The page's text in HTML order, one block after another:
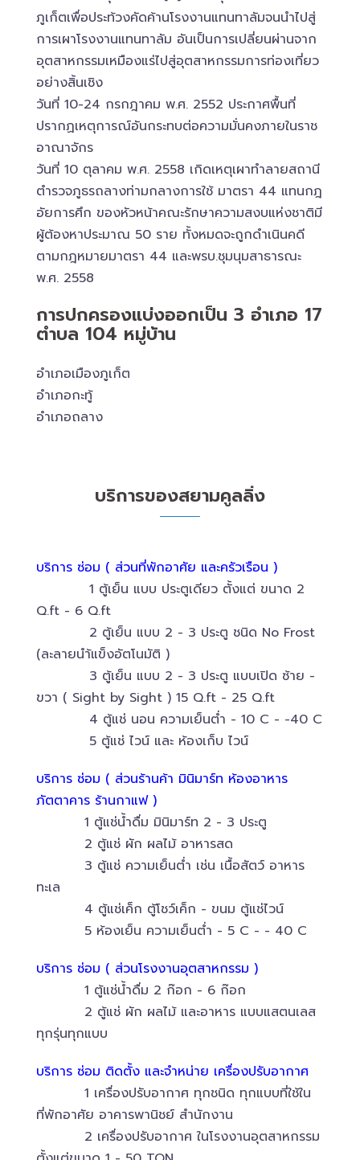
ภูเก็ตเพื่อประท้วงคัดค้านโรงงานแทนทาลัมจนนำไปสู่
การเผาโรงงานแทนทาลัม อันเป็นการเปลี่ยนผ่านจาก
อุตสาหกรรมเหมืองแร่ไปสู่อุตสาหกรรมการท่องเที่ยว
อย่างสิ้นเชิง
วันที่ 10-24 กรกฎาคม พ.ศ. 2552 ประกาศพื้นที่
ปรากฏเหตุการณ์อันกระทบต่อความมั่นคงภายในราช
อาณาจักร
วันที่ 10 ตุลาคม พ.ศ. 2558 เกิดเหตุเผาทำลายสถานี
ตำรวจภูธรถลางท่ามกลางการใช้ มาตรา 44 แทนกฎ
อัยการศึก ของหัวหน้าคณะรักษาความสงบแห่งชาติมี
ผู้ต้องหาประมาณ 50 ราย ทั้งหมดจะถูกดำเนินคดี
ตามกฎหมายมาตรา 44 และพรบ.ชุมนุมสาธารณะ
พ.ศ. 2558
การปกครองแบ่งออกเป็น 3 อำเภอ 17
ตำบล 104 หมู่บ้าน
อำเภอเมืองภูเก็ต
อำเภอกะทู้
อำเภอถลาง
บริการของสยามคูลลิ่ง
บริการ ซ่อม ( ส่วนที่พักอาศัย และครัวเรือน )
1 ตู้เย็น แบบ ประตูเดียว ตั้งแต่ ขนาด 2
Q.ft - 6 Q.ft
2 ตู้เย็น แบบ 2 - 3 ประตู ชนิด No Frost
(ละลายนำ้แข็งอัตโนมัติ )
3 ตู้เย็น แบบ 2 - 3 ประตู แบบเปิด ซ้าย -
ขวา ( Sight by Sight ) 15 Q.ft - 25 Q.ft
4 ตู้แช่ นอน ความเย็นต่ำ - 10 C - -40 C
5 ตู้แช่ ไวน์ และ ห้องเก็บ ไวน์
บริการ ซ่อม ( ส่วนร้านค้า มินิมาร์ท ห้องอาหาร
ภัตตาคาร ร้านกาแฟ )
1 ตู้แช่น้ำดื่ม มินิมาร์ท 2 - 3 ประตู
2 ตู้แช่ ผัก ผลไม้ อาหารสด
3 ตู้แช่ ความเย็นต่ำ เช่น เนื้อสัตว์ อาหาร
ทะเล
4 ตู้แช่เค็ก ตู้โชว์เค็ก - ขนม ตู้แช่ไวน์
5 ห้องเย็น ความเย็นต่ำ - 5 C - - 40 C
บริการ ซ่อม ( ส่วนโรงงานอุตสาหกรรม )
1 ตู้แช่น้ำดื่ม 2 ก๊อก - 6 ก๊อก
2 ตู้แช่ ผัก ผลไม้ และอาหาร แบบแสตนเลส
ทุกรุ่นทุกแบบ
บริการ ซ่อม ติดตั้ง และจำหน่าย เครื่องปรับอากาศ
1 เครื่องปรับอากาศ ทุกชนิด ทุกแบบที่ใช้ใน
ที่พักอาศัย อาคารพานิชย์ สำนักงาน
2 เครื่องปรับอากาศ ในโรงงานอุตสาหกรรม